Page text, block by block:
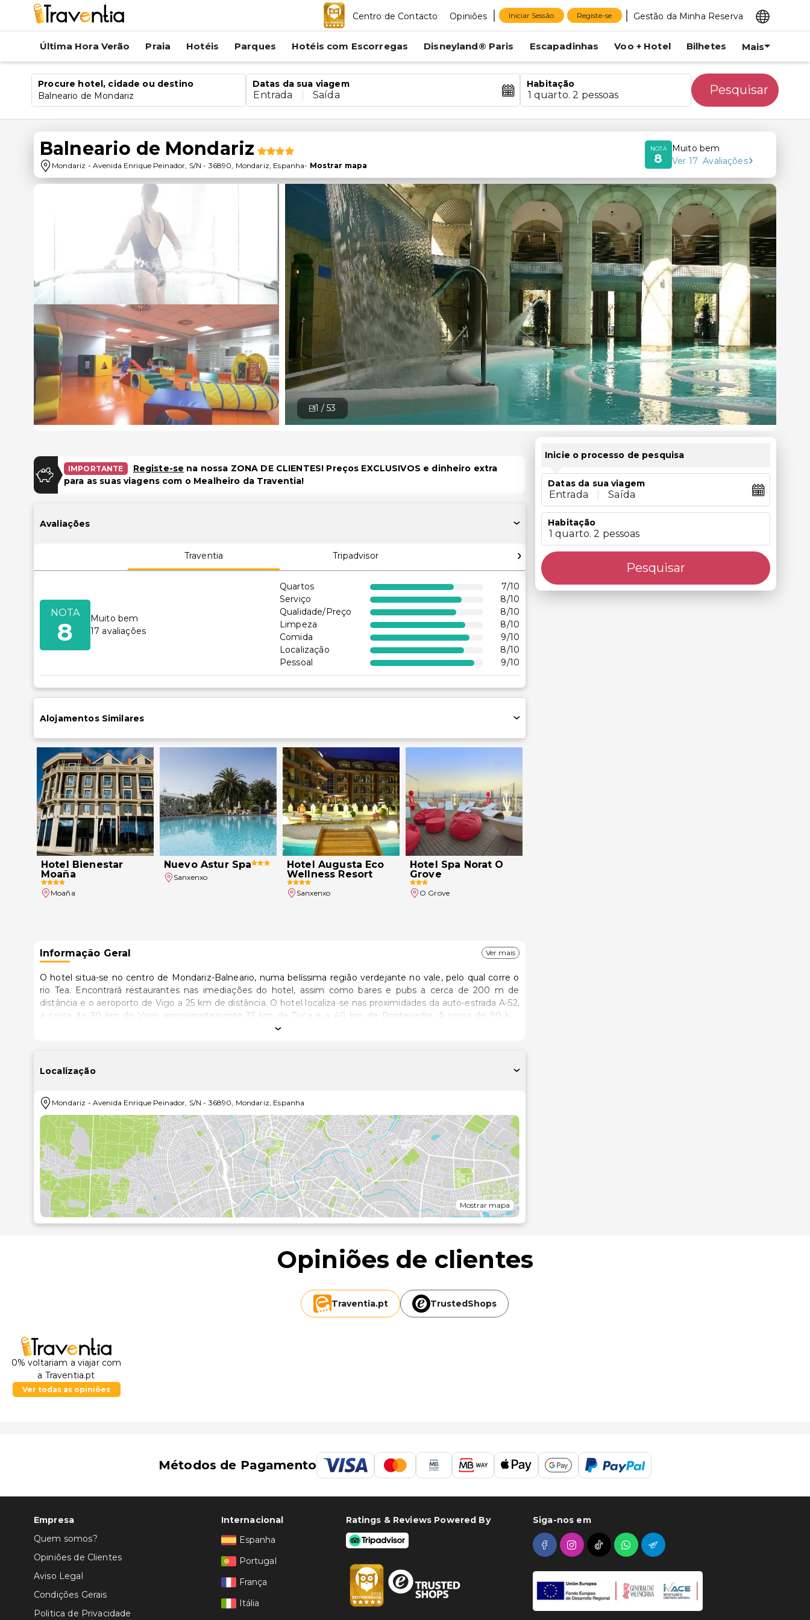
Centro de Contacto Opiniões Iniciar Sessão Registe-se Gestão da Minha Reserva
Última Hora Verão Praia Hotéis Parques Hotéis com Escorregas Disneyland® Paris Escapadinhas Voo + Hotel Bilhetes Mais
Procure hotel, cidade ou destino
Balneario de Mondariz
Datas da sua viagem
Entrada Saída
Habitação
1 quarto. 2 pessoas Pesquisar
Balneario de Mondariz
Mondariz - Avenida Enrique Peinador, S/N - 36890, Mondariz, Espanha- Mostrar mapa
NOTA
8
Muito bem
Ver 17 Avaliações
1 /53
IMPORTANTE Registe-se na nossa ZONA DE CLIENTES! Preços EXCLUSIVOS e dinheiro extra
para as suas viagens com o Mealheiro da Traventia!
Avaliações
Traventia Tripadvisor
NOTA
8
Muito bem
17 avaliações
Quartos 7/10
Serviço
8/10
Qualidade/Preço
8/10
Limpeza
8/10
Comida
9/10
Localização
8/10
Pessoal
9/10
Alojamentos Similares
Hotel Bienestar
Moaña
Moaña
Nuevo Astur Spa
Sanxenxo
Hotel Augusta Eco
Wellness Resort
Sanxenxo
Hotel Spa Norat O
Grove
O Grove
Informação Geral Ver mais
O hotel situa-se no centro de Mondariz-Balneario, numa belíssima região verdejante no vale, pelo qual corre o
rio Tea. Encontrará restaurantes nas imediações do hotel, assim como bares e pubs a cerca de 200 m de
distância e o aeroporto de Vigo a 25 km de distância. O hotel localiza-se nas proximidades da auto-estrada A-52,
a cerca de 30 km de Vigo, aproximadamente 35 km de Tuca e a 40 km de Pontevedra. A cerca de 90 km
alcança-se a cidade de Santiago de Compostela. A aproximadamente 130 km de distância situa-se o Porto e a
um total de 194 quartos, dos quais 6 são suites. À sua espera, um generoso hall de entrada com recepção
disponível 24 h por dia, cofre, guichet para câmbio monetário, um bengaleiro e elevadores. Existe ainda um
café, um quiosque, lojas, um cabeleireiro, um bar, uma discoteca, sala de teatro, sala para jogos e um
restaurante com cadeiras para crianças. O hotel dispõe ainda de uma sala de conferências para encontros de
negócios e festividades, bem como de um terminal de acesso à Internet. Serviços de quarto, de lavandaria e
assistência médica completam as ofertas do hotel. À sua disposição terá ainda cave e aluguer de bicicletas, um
parque infantil, um mini-clube e um moderno espaço para congressos com capacidade para 1200 pessoas.
Poderá estacionar o seu automóvel no parque de estacionamento ou na garagem.
eles estão equipados com ligação telefónica directa, televisão via satélite/cabo e acesso à Internet. As
comodidades incluem ainda um mini-bar/frigorífico, ar condicionado (regulável individualmente), aquecimento
Localização
Mondariz - Avenida Enrique Peinador, S/N - 36890, Mondariz, Espanha
Mostrar mapa
Inicie o processo de pesquisa
Datas da sua viagem
Entrada Saída
Habitação
1 quarto. 2 pessoas
Pesquisar
Opiniões de clientes
Traventia.pt TrustedShops
0% voltariam a viajar com
a Traventia.pt
Ver todas as opiniões
Métodos de Pagamento
Empresa
Quem somos?
Opiniões de Clientes
Aviso Legal
Condições Gerais
Politica de Privacidade
Internacional
Espanha
Portugal
França
Itália
Ratings & Reviews Powered By Siga-nos em